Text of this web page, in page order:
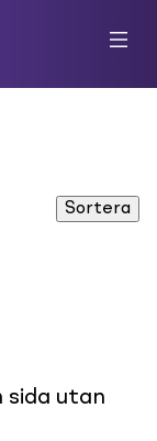
Sortera
sida utan